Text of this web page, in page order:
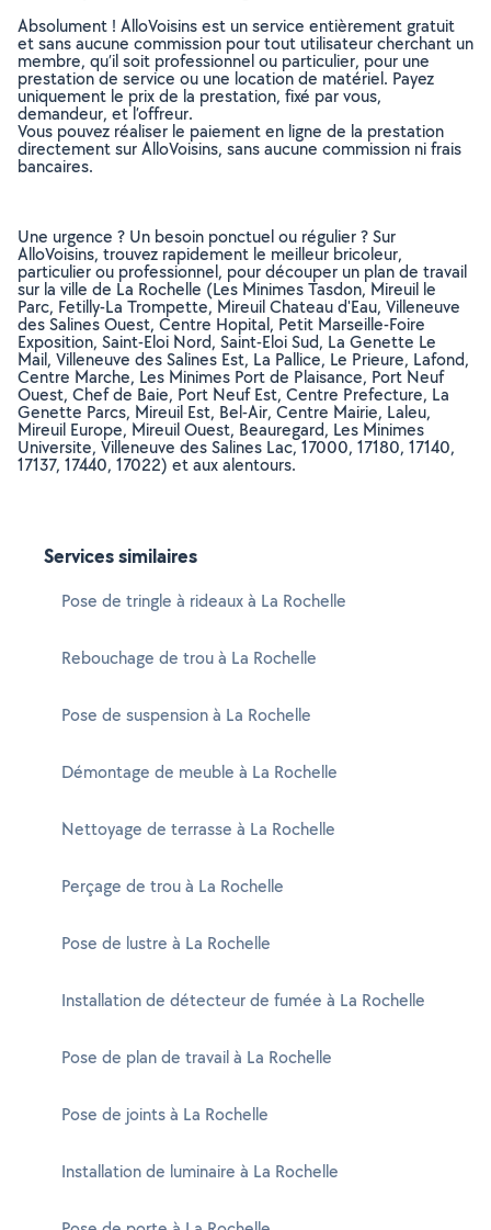
Absolument ! AlloVoisins est un service entièrement gratuit
et sans aucune commission pour tout utilisateur cherchant un
membre, qu’il soit professionnel ou particulier, pour une
prestation de service ou une location de matériel. Payez
uniquement le prix de la prestation, fixé par vous,
demandeur, et l’offreur.
Vous pouvez réaliser le paiement en ligne de la prestation
directement sur AlloVoisins, sans aucune commission ni frais
bancaires.
Une urgence ? Un besoin ponctuel ou régulier ? Sur
AlloVoisins, trouvez rapidement le meilleur bricoleur,
particulier ou professionnel, pour découper un plan de travail
sur la ville de La Rochelle (Les Minimes Tasdon, Mireuil le
Parc, Fetilly-La Trompette, Mireuil Chateau d'Eau, Villeneuve
des Salines Ouest, Centre Hopital, Petit Marseille-Foire
Exposition, Saint-Eloi Nord, Saint-Eloi Sud, La Genette Le
Mail, Villeneuve des Salines Est, La Pallice, Le Prieure, Lafond,
Centre Marche, Les Minimes Port de Plaisance, Port Neuf
Ouest, Chef de Baie, Port Neuf Est, Centre Prefecture, La
Genette Parcs, Mireuil Est, Bel-Air, Centre Mairie, Laleu,
Mireuil Europe, Mireuil Ouest, Beauregard, Les Minimes
Universite, Villeneuve des Salines Lac, 17000, 17180, 17140,
17137, 17440, 17022) et aux alentours.
Services similaires
Pose de tringle à rideaux à La Rochelle
Rebouchage de trou à La Rochelle
Pose de suspension à La Rochelle
Démontage de meuble à La Rochelle
Nettoyage de terrasse à La Rochelle
Perçage de trou à La Rochelle
Pose de lustre à La Rochelle
Installation de détecteur de fumée à La Rochelle
Pose de plan de travail à La Rochelle
Pose de joints à La Rochelle
Installation de luminaire à La Rochelle